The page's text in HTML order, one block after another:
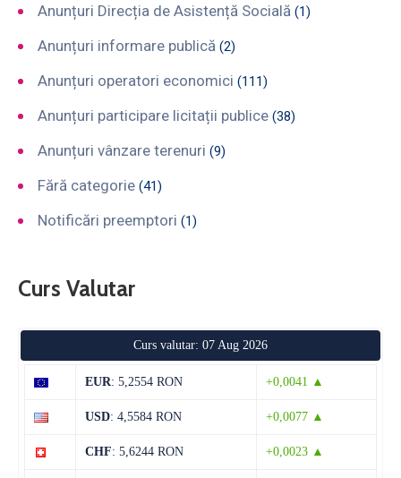
Anunțuri Direcția de Asistență Socială (1)
Anunțuri informare publică (2)
Anunțuri operatori economici (111)
Anunțuri participare licitații publice (38)
Anunțuri vânzare terenuri (9)
Fără categorie (41)
Notificări preemptori (1)
Curs Valutar
Curs valutar: 07 Aug 2026
EUR: 5,2554 RON +0,0041 ▲
USD: 4,5584 RON +0,0077 ▲
CHF: 5,6244 RON +0,0023 ▲